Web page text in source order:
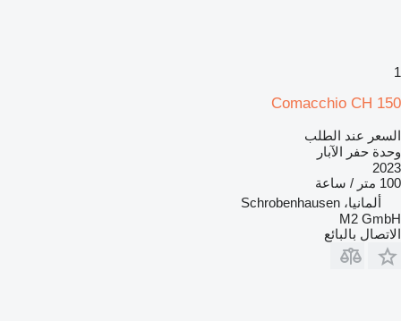
1
Comacchio CH 150
السعر عند الطلب
وحدة حفر الآبار
2023
100 متر / ساعة
ألمانيا، Schrobenhausen
M2 GmbH
الاتصال بالبائع